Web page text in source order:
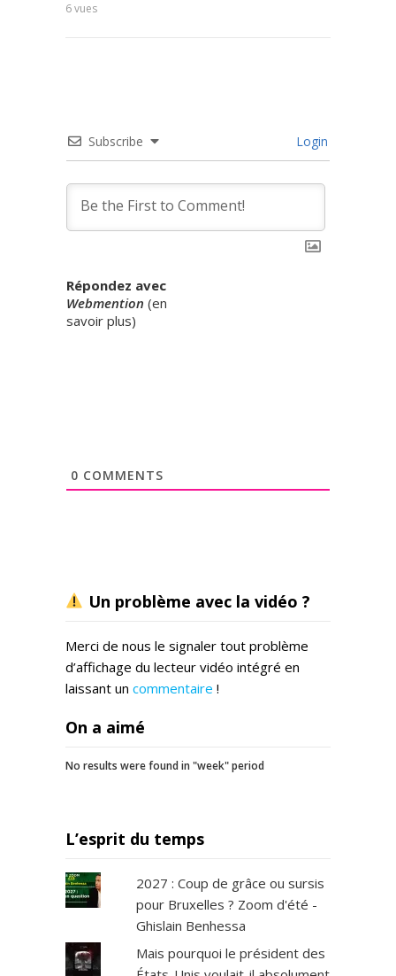
6vues
Subscribe Login
Répondez avec
Webmention (en
savoir plus)
0 COMMENTS
Un problème avec la vidéo ?
Merci de nous le signaler tout problème
d’affichage du lecteur vidéo intégré en
laissant un commentaire !
On a aimé
No results were found in "week" period
L’esprit du temps
2027 : Coup de grâce ou sursis
pour Bruxelles ? Zoom d'été -
Ghislain Benhessa
Mais pourquoi le président des